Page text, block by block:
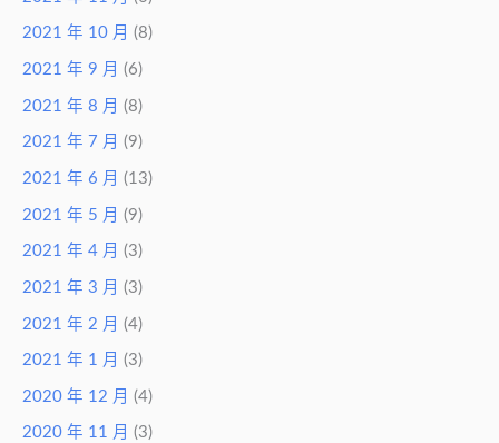
2021 年 10 月 (8)
2021 年 9 月 (6)
2021 年 8 月 (8)
2021 年 7 月 (9)
2021 年 6 月 (13)
2021 年 5 月 (9)
2021 年 4 月 (3)
2021 年 3 月 (3)
2021 年 2 月 (4)
2021 年 1 月 (3)
2020 年 12 月 (4)
2020 年 11 月 (3)